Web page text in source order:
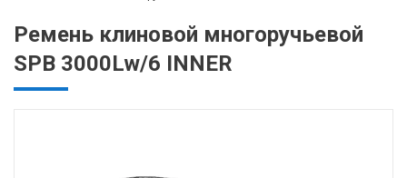
Ремень клиновой многоручьевой
SPB 3000Lw/6 INNER